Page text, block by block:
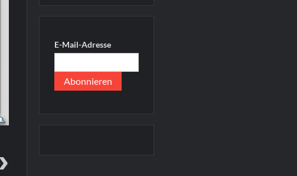
E-Mail-Adresse